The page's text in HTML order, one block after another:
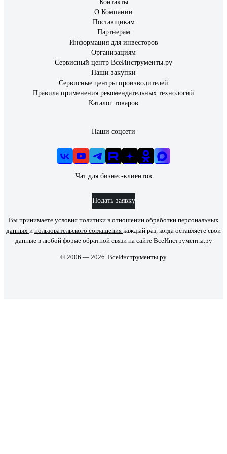
Контакты
О Компании
Поставщикам
Партнерам
Информация для инвесторов
Организациям
Сервисный центр ВсеИнструменты.ру
Наши закупки
Сервисные центры производителей
Правила применения рекомендательных технологий
Каталог товаров
Наши соцсети
Чат для бизнес-клиентов
Подать заявку
Вы принимаете условия политики в отношении обработки персональных
данных и пользовательского соглашения каждый раз, когда оставляете свои
данные в любой форме обратной связи на сайте ВсеИнструменты.ру
© 2006 — 2026. ВсеИнструменты.ру